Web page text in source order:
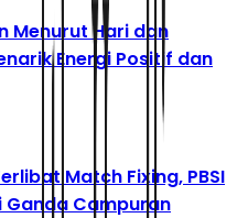
Menurut Hari dan
Energi Positif dan
Match Fixing, PBSI
Ganda Campuran